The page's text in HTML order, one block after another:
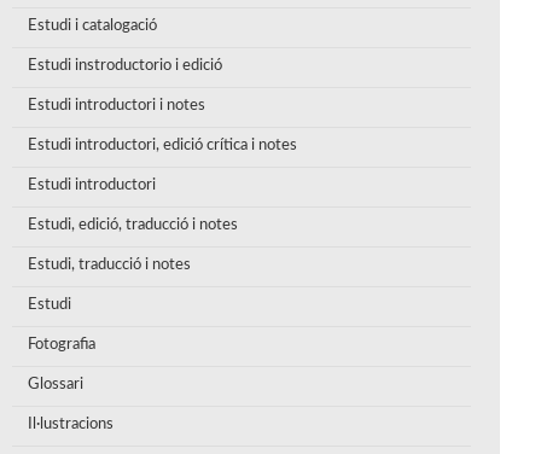
Estudi i catalogació
Estudi instroductorio i edició
Estudi introductori i notes
Estudi introductori, edició crítica i notes
Estudi introductori
Estudi, edició, traducció i notes
Estudi, traducció i notes
Estudi
Fotografia
Glossari
Il·lustracions